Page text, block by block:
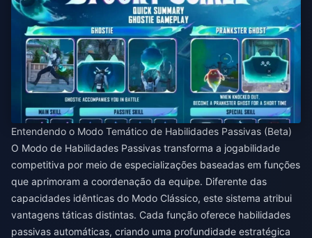
Entendendo o Modo Temático de Habilidades Passivas (Beta)
O Modo de Habilidades Passivas transforma a jogabilidade
competitiva por meio de especializações baseadas em funções
que aprimoram a coordenação da equipe. Diferente das
capacidades idênticas do Modo Clássico, este sistema atribui
vantagens táticas distintas. Cada função oferece habilidades
passivas automáticas, criando uma profundidade estratégica